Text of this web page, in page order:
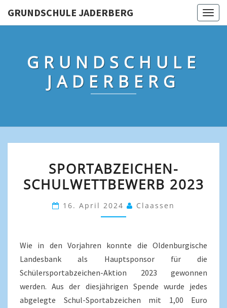
GRUNDSCHULE JADERBERG
GRUNDSCHULE
JADERBERG
SCHULWETTBEWERB
2023
SPORTABZEICHEN-
SCHULWETTBEWERB 2023
16. April 2024 Claassen
Wie in den Vorjahren konnte die Oldenburgische
Landesbank als Hauptsponsor für die
Schülersportabzeichen-Aktion 2023 gewonnen
werden. Aus der diesjährigen Spende wurde jedes
abgelegte Schul-Sportabzeichen mit 1,00 Euro